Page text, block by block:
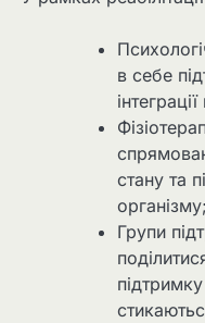
в себе
стану та
організму;
Групи